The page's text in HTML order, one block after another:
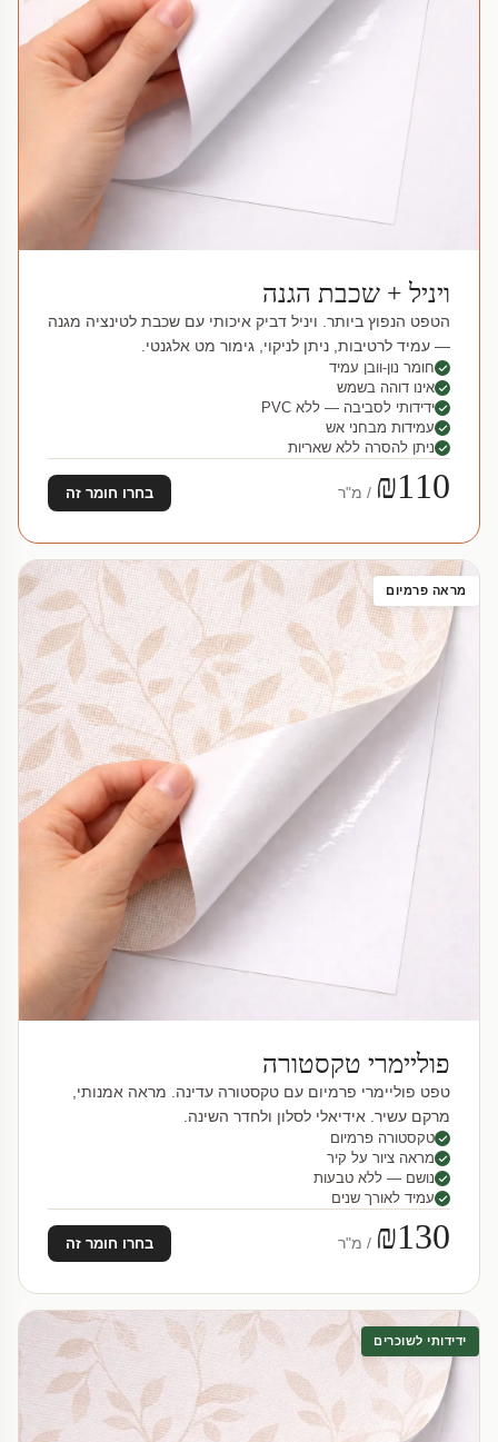
ויניל + שכבת הגנה
הטפט הנפוץ ביותר. ויניל דביק איכותי עם שכבת לטינציה מגנה
— עמיד לרטיבות, ניתן לניקוי, גימור מט אלגנטי.
חומר נון-וובן עמיד
אינו דוהה בשמש
ידידותי לסביבה — ללא PVC
עמידות מבחני אש
ניתן להסרה ללא שאריות
₪110 / מ"ר בחרו חומר זה
מראה פרמיום
פוליימרי טקסטורה
טפט פוליימרי פרמיום עם טקסטורה עדינה. מראה אמנותי,
מרקם עשיר. אידיאלי לסלון ולחדר השינה.
טקסטורה פרמיום
מראה ציור על קיר
נושם — ללא טבעות
עמיד לאורך שנים
₪130 / מ"ר בחרו חומר זה
ידידותי לשוכרים